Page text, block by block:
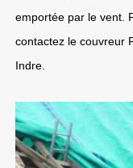
emportée par le vent.
contactez le couvreur
Indre.